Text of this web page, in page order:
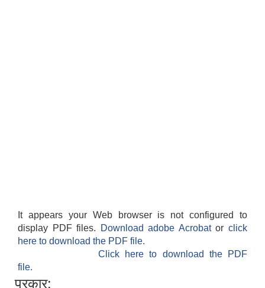
It appears your Web browser is not configured to
display PDF files.
Download adobe Acrobatorclick
here to download the PDF file.
Click here to download the PDF
file.
प्रकार: